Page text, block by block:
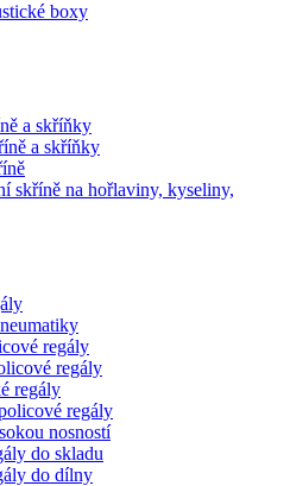
boxy
a skříňky
a skříňky
skříně na hořlaviny, kyseliny,
regály
regály
regály
regály
nosností
do skladu
do dílny